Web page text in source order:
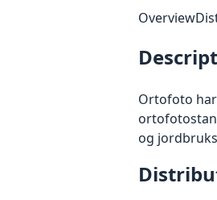
Overview
Ortofoto
og